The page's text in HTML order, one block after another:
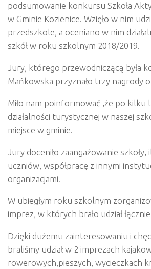
podsumowanie konkursu Szkoła
w Gminie Kozienice. Wzięło w nim
przedszkole, a oceniano w nim
szkół w roku szkolnym 2018/2019.
Jury, którego przewodniczącą była
Mańkowska przyznało trzy nagrody
Miło nam poinformować ,że po kilku
działalności turystycznej w naszej
miejsce w gminie.
Jury doceniło zaangażowanie szkoły,
uczniów, współpracę z innymi
organizacjami.
W ubiegłym roku szkolnym
imprez, w których brało udział
Dzięki dużemu zainteresowaniu i
braliśmy udział w 2 imprezach
rowerowych,pieszych, wycieczkach